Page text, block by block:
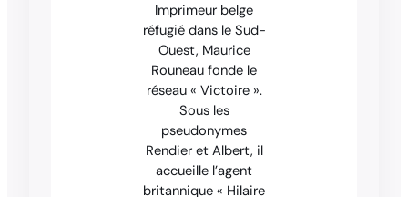
Imprimeur belge
réfugié dans le Sud-
Ouest, Maurice
Rouneau fonde le
réseau « Victoire ».
Sous les
pseudonymes
Rendier et Albert, il
accueille l’agent
britannique « Hilaire